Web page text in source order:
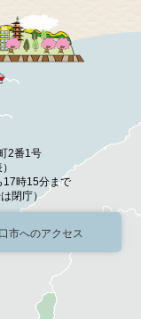
2番1号
17時15分まで
閉庁）
市へのアクセス